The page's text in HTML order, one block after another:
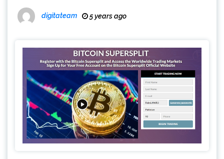
digitateam 5 years ago